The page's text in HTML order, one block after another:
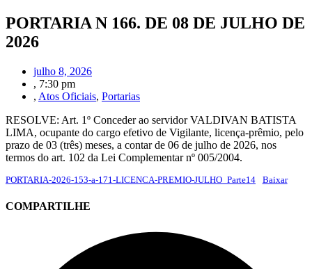
PORTARIA N 166. DE 08 DE JULHO DE
2026
julho 8, 2026
, 7:30 pm
, Atos Oficiais, Portarias
RESOLVE: Art. 1º Conceder ao servidor VALDIVAN BATISTA
LIMA, ocupante do cargo efetivo de Vigilante, licença-prêmio, pelo
prazo de 03 (três) meses, a contar de 06 de julho de 2026, nos
termos do art. 102 da Lei Complementar nº 005/2004.
PORTARIA-2026-153-a-171-LICENCA-PREMIO-JULHO_Parte14 Baixar
COMPARTILHE